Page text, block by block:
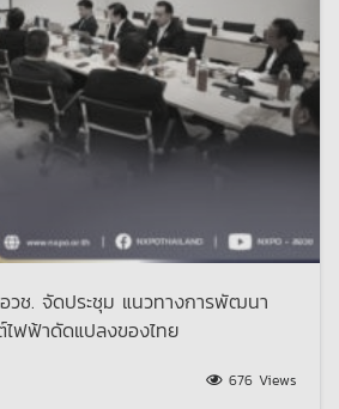
วช. จัดประชุม แนวทางการพัฒนา
ฟฟ้าดัดแปลงของไทย
676 Views